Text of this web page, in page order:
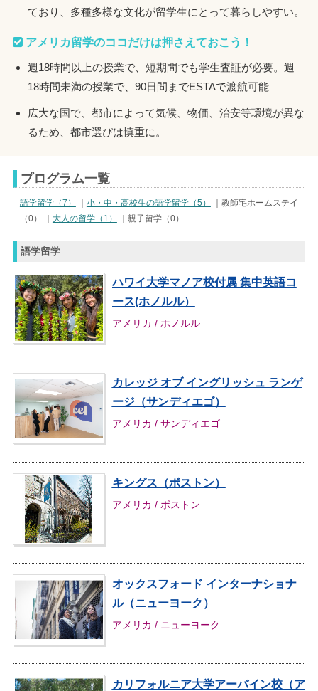
ており、多種多様な文化が留学生にとって暮らしやすい。
アメリカ留学のココだけは押さえておこう！
週18時間以上の授業で、短期間でも学生査証が必要。週
18時間未満の授業で、90日間までESTAで渡航可能
広大な国で、都市によって気候、物価、治安等環境が異な
るため、都市選びは慎重に。
プログラム一覧
語学留学（7） 小・中・高校生の語学留学（5）
｜教師宅ホームステイ
（0） ｜ 大人の留学（1） ｜親子留学（0）
語学留学
ハワイ大学マノア校付属 集中英語コ
ース(ホノルル）
アメリカ / ホノルル
カレッジ オブ イングリッシュ ランゲ
ージ（サンディエゴ）
アメリカ / サンディエゴ
キングス（ボストン）
アメリカ / ボストン
オックスフォード インターナショナ
ル（ニューヨーク）
アメリカ / ニューヨーク
カリフォルニア大学アーバイン校（ア